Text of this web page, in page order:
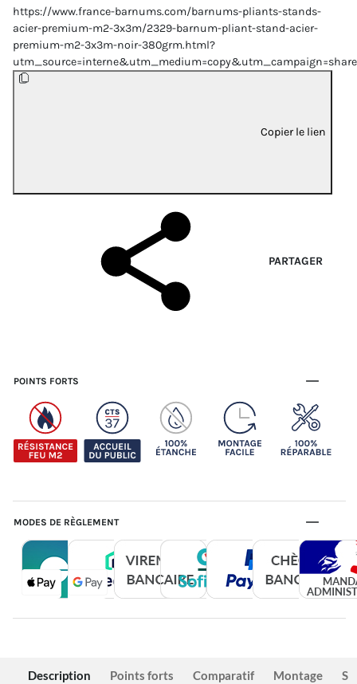
https://www.france-barnums.com/barnums-pliants-stands-
acier-premium-m2-3x3m/2329-barnum-pliant-stand-acier-
premium-m2-3x3m-noir-380grm.html?
Copier le lien
PARTAGER
POINTS FORTS
MODES DE RÈGLEMENT
Description Points forts Comparatif Montage